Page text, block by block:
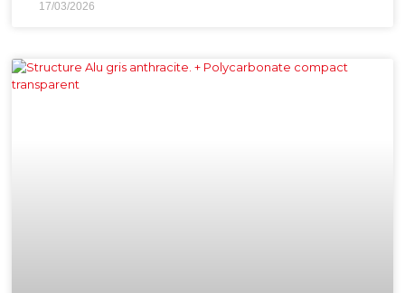
17/03/2026